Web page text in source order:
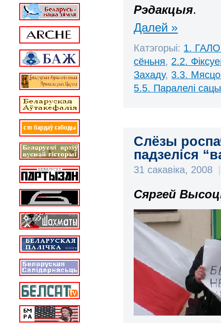
Рэдакцыя.
Далей »
Катэгорыі: 1.
сёньня, 2.2.
Захаду, 3.3.
5.5. Паралелі
Слёзы
падзеліся
31 сакавіка, 2008
Сяргей